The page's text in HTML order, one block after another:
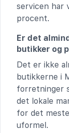
servicen har
procent.
Er det
butikker og
Det er ikke
butikkerne i
forretninger
det lokale
for det
uformel.